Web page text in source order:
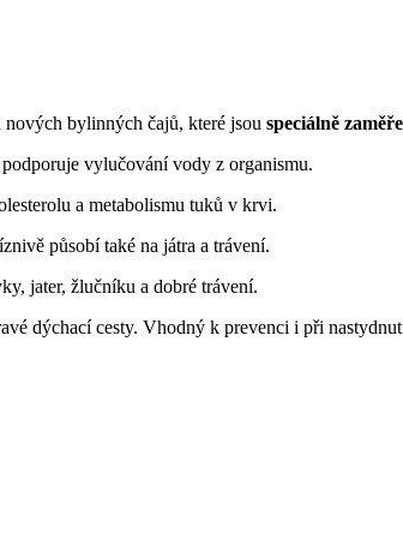
nových bylinných čajů, které jsou speciálně
vylučování vody z organismu.
a metabolismu tuků v krvi.
působí také na játra a trávení.
jater, žlučníku a dobré trávení.
dýchací cesty. Vhodný k prevenci i při